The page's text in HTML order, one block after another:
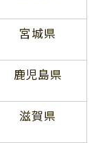
宮城県
鹿児島県
滋賀県